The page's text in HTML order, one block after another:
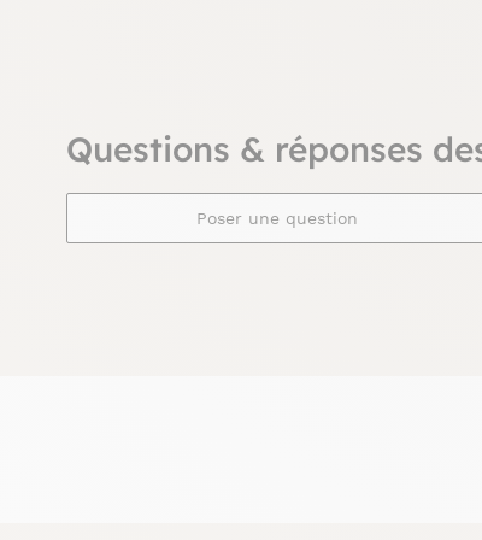
Questions & réponses
Poser une question